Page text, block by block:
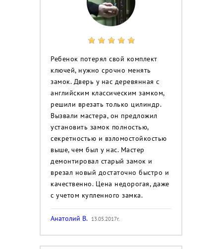
Ребенок потерял свой комплект
ключей, нужно срочно менять
замок. Дверь у нас деревянная с
английским классическим замком,
решили врезать только цилиндр.
Вызвали мастера, он предложил
установить замок полностью,
секретностью и взломостойкостью
выше, чем был у нас. Мастер
демонтировал старый замок и
врезал новый достаточно быстро и
качественно. Цена недорогая, даже
с учетом купленного замка.
Анатолий В. 13.05.2017г.